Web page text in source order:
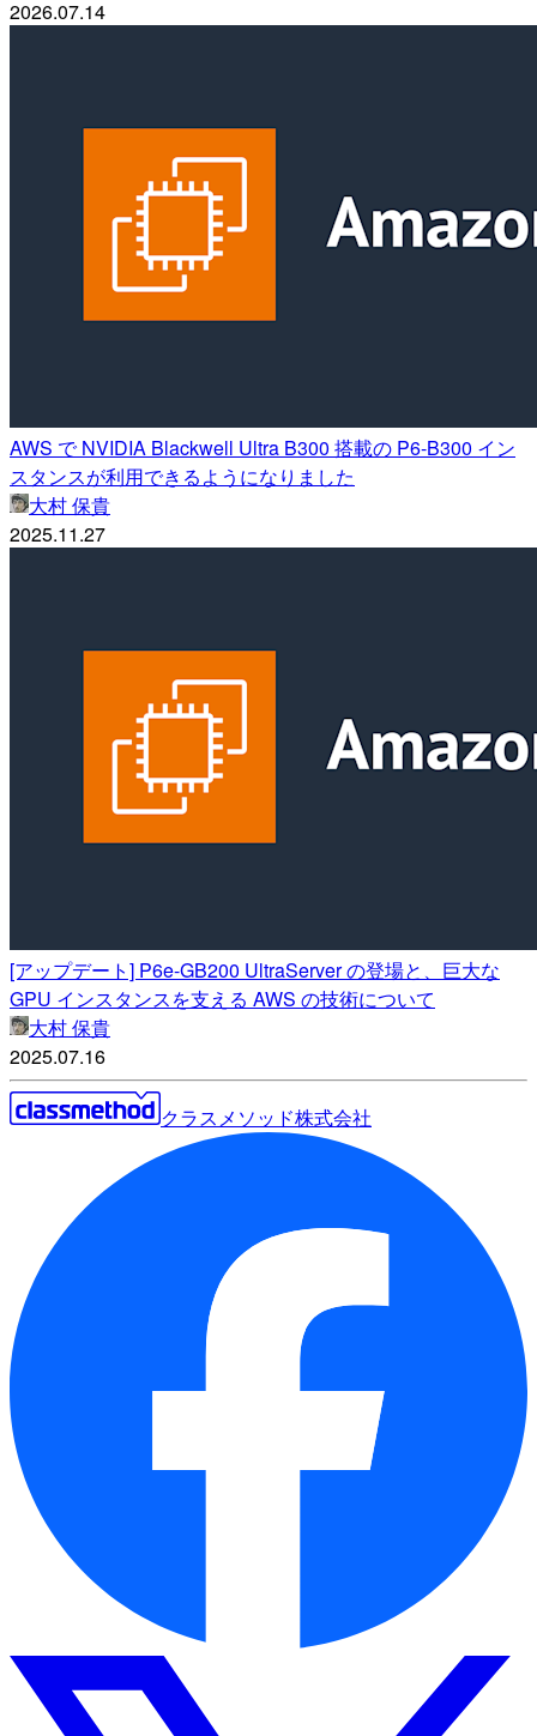
2026.07.14
AWS で NVIDIA Blackwell Ultra B300 搭載の P6-B300 イン
スタンスが利用できるようになりました
大村 保貴
2025.11.27
[アップデート] P6e-GB200 UltraServer の登場と、巨大な
GPU インスタンスを支える AWS の技術について
大村 保貴
2025.07.16
クラスメソッド株式会社